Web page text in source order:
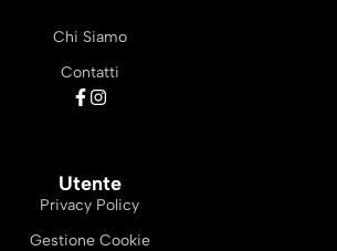
Chi Siamo
Contatti
Utente
Privacy Policy
Gestione Cookie